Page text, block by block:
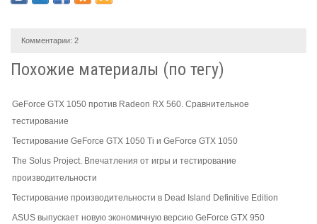
Комментарии: 2
Похожие материалы (по тегу)
GeForce GTX 1050 против Radeon RX 560. Сравнительное
тестирование
Тестирование GeForce GTX 1050 Ti и GeForce GTX 1050
The Solus Project. Впечатления от игры и тестирование
производительности
Тестирование производительности в Dead Island Definitive Edition
ASUS выпускает новую экономичную версию GeForce GTX 950